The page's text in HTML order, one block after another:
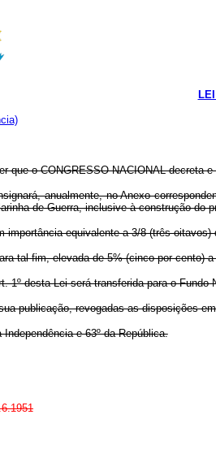
que o CONGRESSO NACIONAL decreta
anualmente, no Anexo
de Guerra, inclusive à construção do
importância equivalente a 3/8 (três
tal fim, elevada de 5% (cinco por cento)
1º desta Lei será transferida para o
publicação, revogadas as disposições
e 63º da República.